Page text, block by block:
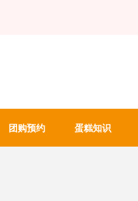
团购预约 蛋糕知识